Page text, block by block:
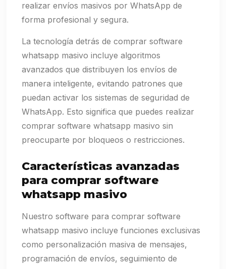
realizar envíos masivos por WhatsApp de
forma profesional y segura.
La tecnología detrás de comprar software
whatsapp masivo incluye algoritmos
avanzados que distribuyen los envíos de
manera inteligente, evitando patrones que
puedan activar los sistemas de seguridad de
WhatsApp. Esto significa que puedes realizar
comprar software whatsapp masivo sin
preocuparte por bloqueos o restricciones.
Características avanzadas
para comprar software
whatsapp masivo
Nuestro software para comprar software
whatsapp masivo incluye funciones exclusivas
como personalización masiva de mensajes,
programación de envíos, seguimiento de